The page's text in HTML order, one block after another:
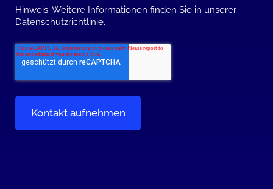
Hinweis: Weitere Informationen finden Sie in unserer
Datenschutzrichtlinie.